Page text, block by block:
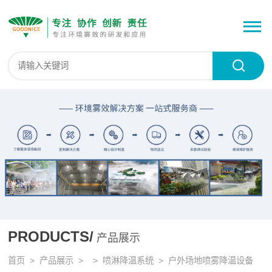
PRODUCTS/ 产品展示
首页 > 产品展示 > > 喷淋降温系统 > 户外场地喷雾降温设备